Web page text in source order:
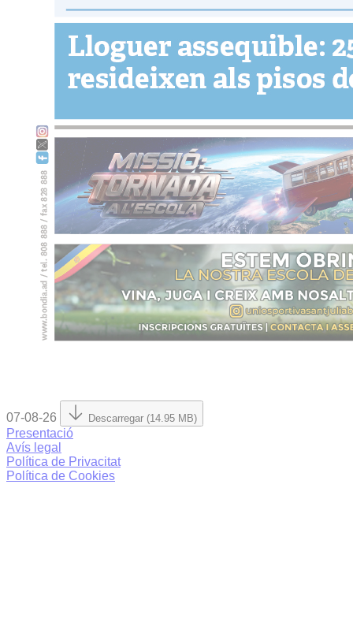
07-08-26 Descarregar (14.95 MB)
Presentació
Avís legal
Política de Privacitat
Política de Cookies